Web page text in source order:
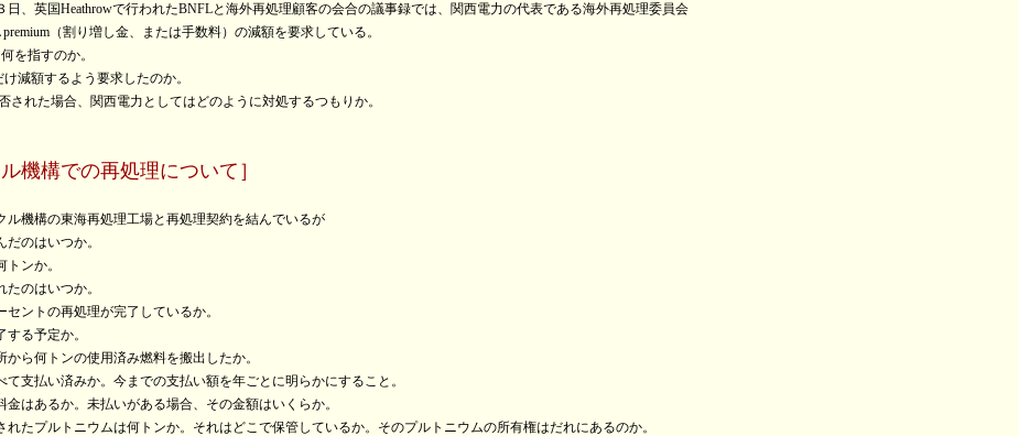
日、英国Heathrowで行われたBNFLと海外再処理顧客の会合の議事録では、関西電力の代表である海外再処理委員会
premium（割り増し金、または手数料）の減額を要求している。
を指すのか。
け減額するよう要求したのか。
された場合、関西電力としてはどのように対処するつもりか。
機構での再処理について］
ル機構の東海再処理工場と再処理契約を結んでいるが
だのはいつか。
トンか。
たのはいつか。
セントの再処理が完了しているか。
する予定か。
から何トンの使用済み燃料を搬出したか。
て支払い済みか。今までの支払い額を年ごとに明らかにすること。
金はあるか。未払いがある場合、その金額はいくらか。
れたプルトニウムは何トンか。それはどこで保管しているか。そのプルトニウムの所有権はだれにあるのか。